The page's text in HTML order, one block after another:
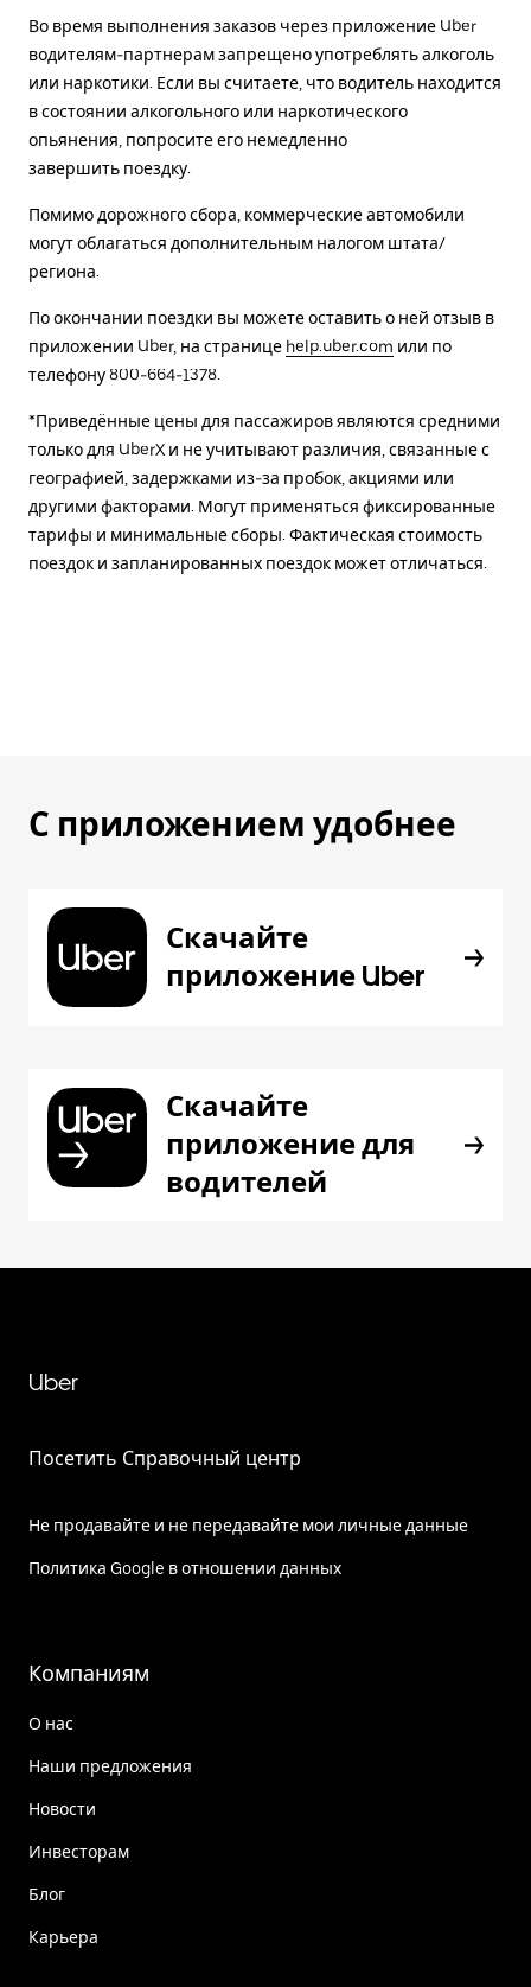
Во время выполнения заказов через приложение Uber
водителям-партнерам запрещено употреблять алкоголь
или наркотики. Если вы считаете, что водитель находится
в состоянии алкогольного или наркотического
опьянения, попросите его немедленно
завершить поездку.
Помимо дорожного сбора, коммерческие автомобили
могут облагаться дополнительным налогом штата/
региона.
По окончании поездки вы можете оставить о ней отзыв в
приложении Uber, на странице help.uber.com или по
телефону 800-664-1378.
*Приведённые цены для пассажиров являются средними
только для UberX и не учитывают различия, связанные с
географией, задержками из-за пробок, акциями или
другими факторами. Могут применяться фиксированные
тарифы и минимальные сборы. Фактическая стоимость
поездок и запланированных поездок может отличаться.
С приложением удобнее
Скачайте
приложение Uber
Скачайте
приложение для
водителей
Uber
Посетить Справочный центр
Не продавайте и не передавайте мои личные данные
Политика Google в отношении данных
Компаниям
О нас
Наши предложения
Новости
Инвесторам
Блог
Карьера